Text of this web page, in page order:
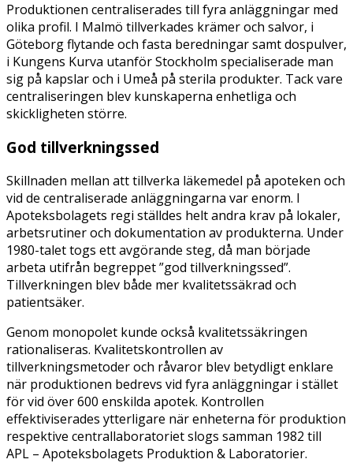
Produktionen centraliserades till fyra anläggningar med
olika profil. I Malmö tillverkades krämer och salvor, i
Göteborg flytande och fasta beredningar samt dospulver,
i Kungens Kurva utanför Stockholm specialiserade man
sig på kapslar och i Umeå på sterila produkter. Tack vare
centraliseringen blev kunskaperna enhetliga och
skickligheten större.
God tillverkningssed
Skillnaden mellan att tillverka läkemedel på apoteken och
vid de centraliserade anläggningarna var enorm. I
Apoteksbolagets regi ställdes helt andra krav på lokaler,
arbetsrutiner och dokumentation av produkterna. Under
1980-talet togs ett avgörande steg, då man började
arbeta utifrån begreppet ”god tillverkningssed”.
Tillverkningen blev både mer kvalitetssäkrad och
patientsäker.
Genom monopolet kunde också kvalitetssäkringen
rationaliseras. Kvalitetskontrollen av
tillverkningsmetoder och råvaror blev betydligt enklare
när produktionen bedrevs vid fyra anläggningar i stället
för vid över 600 enskilda apotek. Kontrollen
effektiviserades ytterligare när enheterna för produktion
respektive centrallaboratoriet slogs samman 1982 till
APL – Apoteksbolagets Produktion & Laboratorier.